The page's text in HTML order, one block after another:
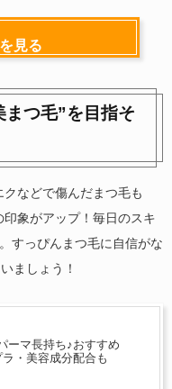
見る
まつ毛”を目指そ
などで傷んだまつ毛も
印象がアップ！毎日のスキ
すっぴんまつ毛に自信がな
ましょう！
ーマ長持ち♪おすすめ
・美容成分配合も